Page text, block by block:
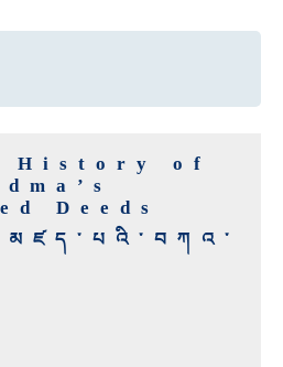
History of
Deeds